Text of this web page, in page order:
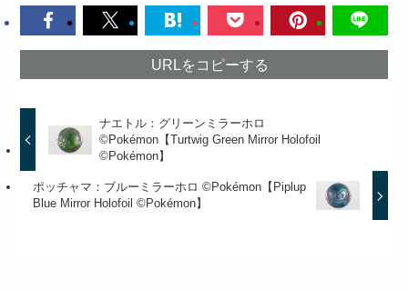
URLをコピーする
ナエトル：グリーンミラーホロ
©Pokémon【Turtwig Green Mirror Holofoil
©Pokémon】
ポッチャマ：ブルーミラーホロ ©Pokémon【Piplup
Blue Mirror Holofoil ©Pokémon】